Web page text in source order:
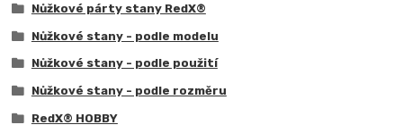
Nůžkové párty stany RedX®
Nůžkové stany - podle modelu
Nůžkové stany - podle použití
Nůžkové stany - podle rozměru
RedX® HOBBY